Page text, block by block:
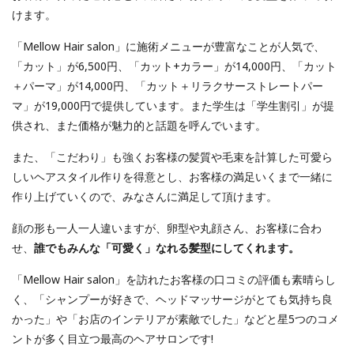
けます。
「Mellow Hair salon」に施術メニューが豊富なことが人気で、
「カット」が6,500円、「カット+カラー」が14,000円、「カット
＋パーマ」が14,000円、「カット＋リラクサーストレートパー
マ」が19,000円で提供しています。また学生は「学生割引」が提
供され、また価格が魅力的と話題を呼んでいます。
また、「こだわり」も強くお客様の髪質や毛束を計算した可愛ら
しいヘアスタイル作りを得意とし、お客様の満足いくまで一緒に
作り上げていくので、みなさんに満足して頂けます。
顔の形も一人一人違いますが、卵型や丸顔さん、お客様に合わ
せ、 誰でもみんな「可愛く」なれる髪型にしてくれます。
「Mellow Hair salon」を訪れたお客様の口コミの評価も素晴らし
く、「シャンプーが好きで、ヘッドマッサージがとても気持ち良
かった」や「お店のインテリアが素敵でした」などと星5つのコメ
ントが多く目立つ最高のヘアサロンです!